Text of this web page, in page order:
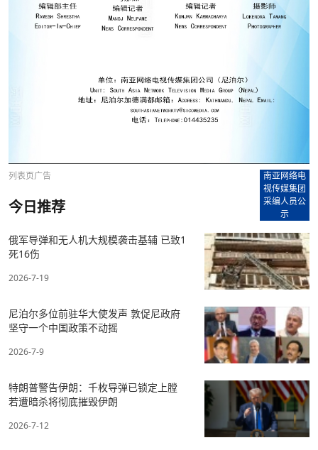
列表页广告
南亚网络电
视传媒集团
采编人员公
示
今日推荐
俄军导弹和无人机大规模袭击基辅 已致1
死16伤
2026-7-19
尼泊尔多位前驻华大使发声 敦促尼政府
坚守一个中国政策不动摇
2026-7-9
特朗普警告伊朗：千枚导弹已锁定上膛
若遭暗杀将彻底摧毁伊朗
2026-7-12